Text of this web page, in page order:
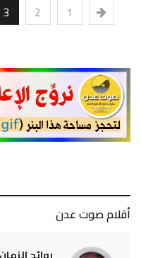
1
2
3
أقلام صوت عدن